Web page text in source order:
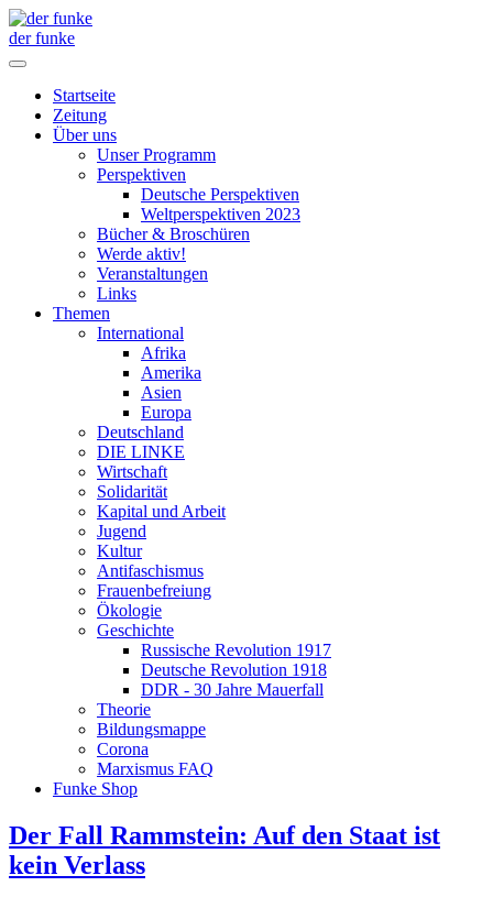
der funke
Startseite
Zeitung
Über uns
Unser Programm
Perspektiven
Deutsche Perspektiven
Weltperspektiven 2023
Bücher & Broschüren
Werde aktiv!
Veranstaltungen
Links
Themen
International
Afrika
Amerika
Asien
Europa
Deutschland
DIE LINKE
Wirtschaft
Solidarität
Kapital und Arbeit
Jugend
Kultur
Antifaschismus
Frauenbefreiung
Ökologie
Geschichte
Russische Revolution 1917
Deutsche Revolution 1918
DDR - 30 Jahre Mauerfall
Theorie
Bildungsmappe
Corona
Marxismus FAQ
Funke Shop
Der Fall Rammstein: Auf den Staat ist
kein Verlass